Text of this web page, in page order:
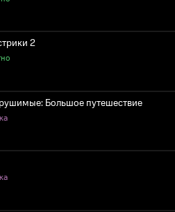
2
Большое путешествие